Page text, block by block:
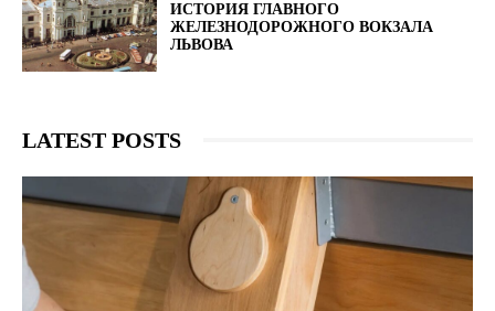
ИСТОРИЯ ГЛАВНОГО
ЖЕЛЕЗНОДОРОЖНОГО ВОКЗАЛА
ЛЬВОВА
LATEST POSTS